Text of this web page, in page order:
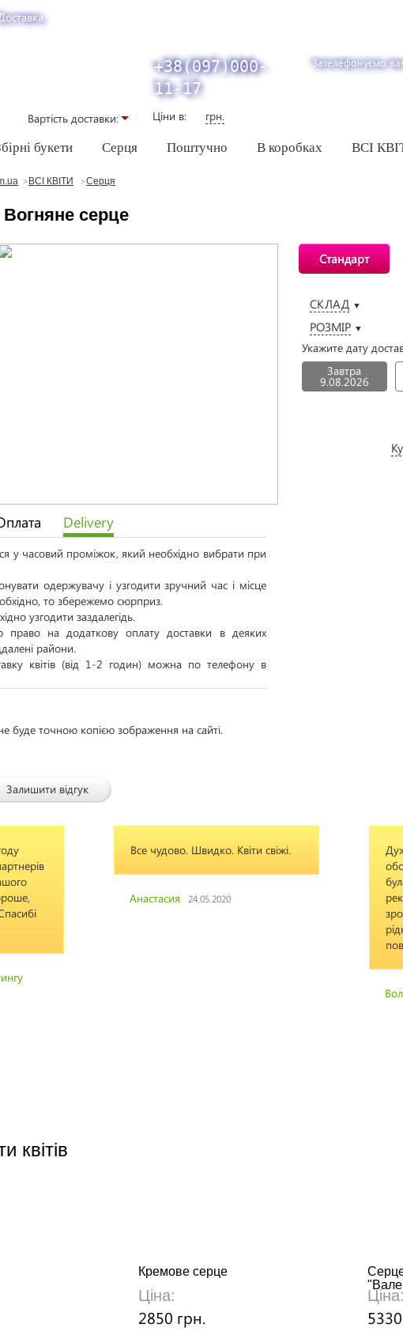
+38(097)000-
11-17
Зателефонуємо
Вартiсть доставки: Ціни в: грн.
букети Серця Поштучно В коробках ВСІ
ВСІ КВІТИ Серця
Вогняне серце
Delivery
у часовий проміжок, який необхідно вибрати при
одержувачу і узгодити зручний час і місце
то збережемо сюрприз.
узгодити заздалегідь.
на додаткову оплату доставки в деяких
райони.
квітів (від 1-2 годин) можна по телефону в
буде точною копією зображення на сайті.
Стандарт
СКЛАД ▼
РОЗМІР ▼
Укажите дату
Завтра
9.08.2026
Залишити відгук
Швидко. Квіти свіжі.
24.05.2020
Дуже задоволений вашим
рекомендую всім хто хоче
зробити приємний сюрприз своїм
квітів
Кремове серце
Ціна:
2850 грн.
Ціна: